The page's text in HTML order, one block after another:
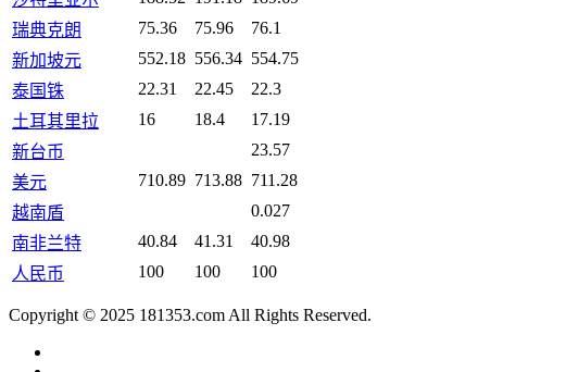
瑞典克朗
75.36 75.96
76.1
新加坡元
552.18 556.34 554.75
泰国铢
22.31 22.45
22.3
土耳其里拉
16 18.4
17.19
新台币
23.57
美元
710.89 713.88 711.28
越南盾
0.027
南非兰特
40.84 41.31
40.98
人民币
100 100 100
Copyright © 2025 181353.com All Rights Reserved.